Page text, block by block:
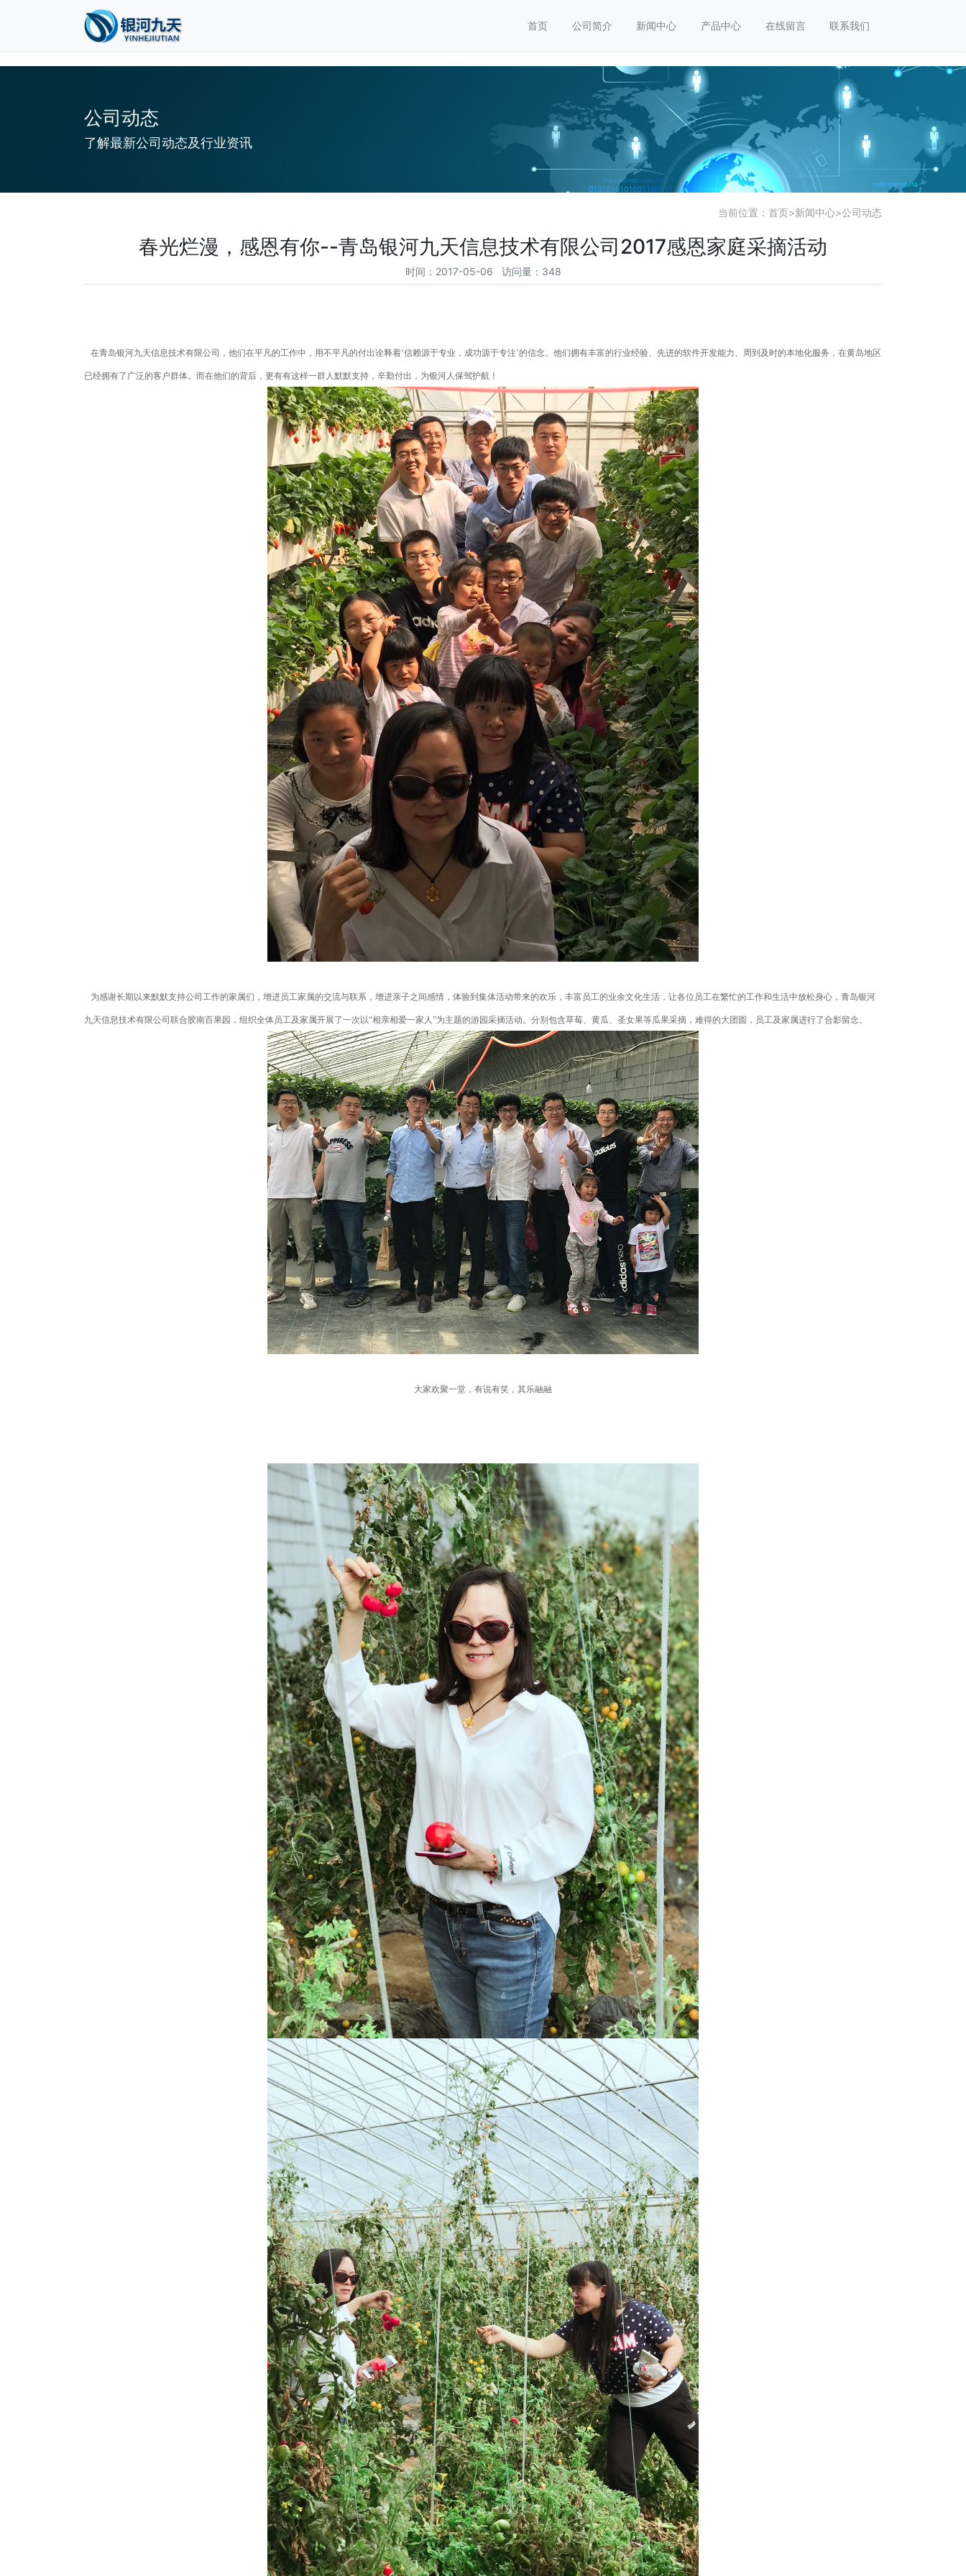
首页
公司简介 新闻中心 产品中心 在线留言 联系我们
公司动态
了解最新公司动态及行业资讯
当前位置： 首页>新闻中心>公司动态
春光烂漫，感恩有你--青岛银河九天信息技术有限公司2017感恩家庭采摘活动
时间：2017-05-06 访问量：348
在青岛银河九天信息技术有限公司，他们在平凡的工作中，用不平凡的付出诠释着‘信赖源于专业，成功源于专注’的信念。他们拥有丰富的行业经验、先进的软件开发能力、周到及时的本地化服务，在黄岛地区
已经拥有了广泛的客户群体。而在他们的背后，更有有这样一群人默默支持，辛勤付出，为银河人保驾护航！
为感谢长期以来默默支持公司工作的家属们，增进员工家属的交流与联系，增进亲子之间感情，体验到集体活动带来的欢乐，丰富员工的业余文化生活，让各位员工在繁忙的工作和生活中放松身心， 青岛银河
九天信息技术有限公司联合胶南百果园，组织全体员工及家属开展了一次以“相亲相爱一家人”为主题的游园采摘活动。分别包含草莓、黄瓜、圣女果等瓜果采摘，难得的大团圆，员工及家属进行了合影留念。
大家欢聚一堂，有说有笑，其乐融融